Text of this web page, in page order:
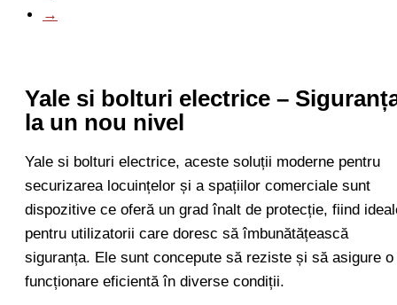
→
Yale si bolturi electrice –
la un nou nivel
Yale si bolturi electrice, aceste soluții moderne pentru
securizarea locuințelor și a spațiilor comerciale sunt
dispozitive ce oferă un grad înalt de protecție, fiind
pentru utilizatorii care doresc să îmbunătățească
siguranța. Ele sunt concepute să reziste și să asigure o
funcționare eficientă în diverse condiții.